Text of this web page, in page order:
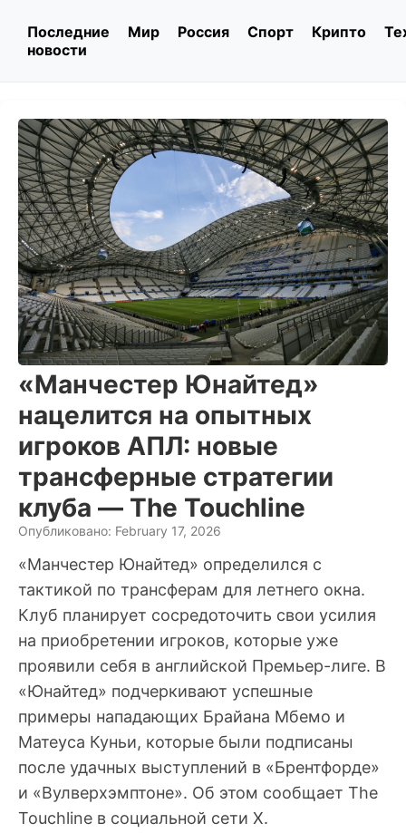
Последние
новости
Мир Россия Спорт Крипто
«Манчестер Юнайтед»
нацелится на опытных
игроков АПЛ: новые
трансферные стратегии
клуба — The Touchline
Опубликовано: February 17, 2026
«Манчестер Юнайтед» определился с
тактикой по трансферам для летнего окна.
Клуб планирует сосредоточить свои усилия
на приобретении игроков, которые уже
проявили себя в английской Премьер-лиге. В
«Юнайтед» подчеркивают успешные
примеры нападающих Брайана Мбемо и
Матеуса Куньи, которые были подписаны
после удачных выступлений в «Брентфорде»
и «Вулверхэмптоне». Об этом сообщает The
Touchline в социальной сети Х.